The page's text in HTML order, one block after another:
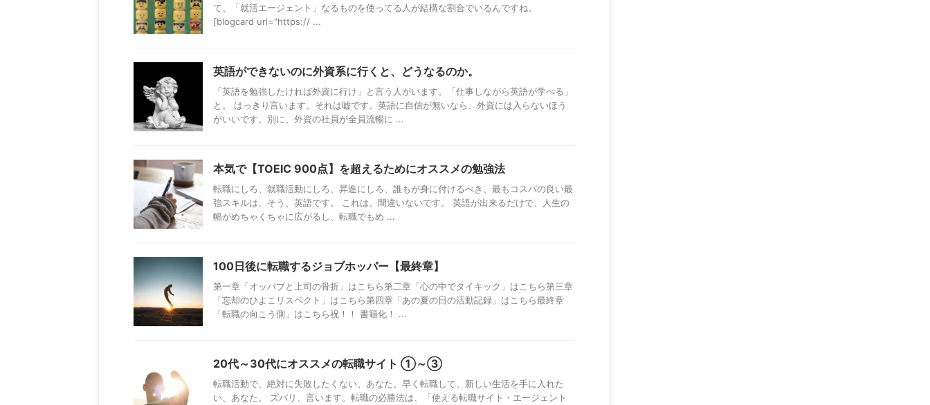
て、「就活エージェント」なるものを使ってる人が結構な割合でいるんですね。
[blogcard url="https:// ...
英語ができないのに外資系に行くと、どうなるのか。
「英語を勉強したければ外資に行け」と言う人がいます。「仕事しながら英語が学べる」
と。 はっきり言います。それは嘘です。英語に自信が無いなら、外資には入らないほう
がいいです。別に、外資の社員が全員流暢に ...
本気で【TOEIC 900点】を超えるためにオススメの勉強法
転職にしろ、就職活動にしろ、昇進にしろ、誰もが身に付けるべき、最もコスパの良い最
強スキルは、そう、英語です。 これは、間違いないです。 英語が出来るだけで、人生の
幅がめちゃくちゃに広がるし、転職でもめ ...
100日後に転職するジョブホッパー【最終章】
第一章「オッパブと上司の骨折」はこちら第二章「心の中でタイキック」はこちら第三章
「忘却のひよこリスペクト」はこちら第四章「あの夏の日の活動記録」はこちら最終章
「転職の向こう側」はこちら祝！！ 書籍化！ ...
20代～30代にオススメの転職サイト ①～③
転職活動で、絶対に失敗したくない、あなた。早く転職して、新しい生活を手に入れた
い、あなた。 ズバリ、言います。転職の必勝法は、「使える転職サイト・エージェント